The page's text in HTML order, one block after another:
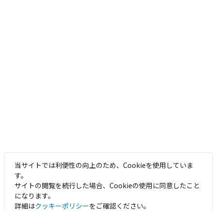
当サイトでは利便性の向上のため、Cookieを使用していま
す。
サイトの閲覧を続行した場合、Cookieの使用に同意したこと
になります。
詳細はクッキーポリシーをご確認ください。